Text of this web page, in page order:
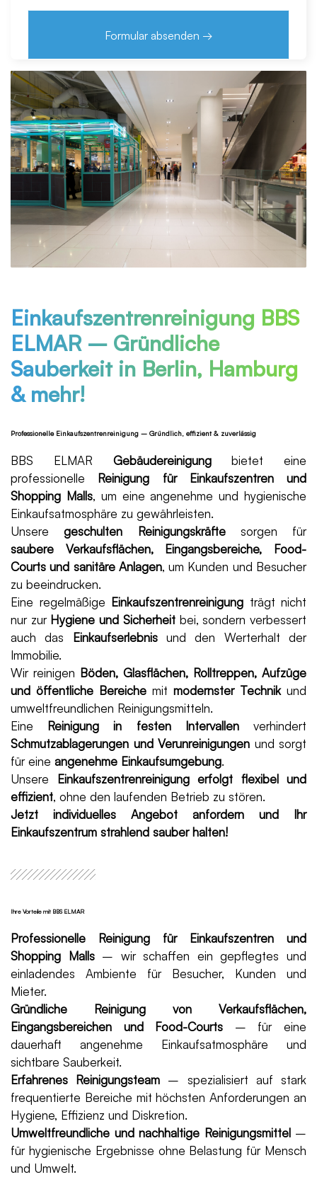
Einkaufszentrenreinigung BBS
ELMAR – Gründliche
Sauberkeit in Berlin, Hamburg
& mehr!
Professionelle Einkaufszentrenreinigung – Gründlich, effizient & zuverlässig
BBS ELMAR Gebäudereinigungbietet eine
professionelle Reinigung für Einkaufszentren und
Shopping Malls, um eine angenehme und hygienische
Einkaufsatmosphäre zu gewährleisten.
Unseregeschulten Reinigungskräftesorgen für
saubere Verkaufsflächen, Eingangsbereiche, Food-
Courts und sanitäre Anlagen, um Kunden und Besucher
zu beeindrucken.
Eine regelmäßige Einkaufszentrenreinigung trägt nicht
nur zur Hygiene und Sicherheitbei, sondern verbessert
auch das
Einkaufserlebnisund den Werterhalt der
Immobilie.
Wir reinigen Böden, Glasflächen, Rolltreppen, Aufzüge
und öffentliche Bereiche mit modernster Technikund
umweltfreundlichen Reinigungsmitteln.
Eine Reinigung in festen Intervallenverhindert
Schmutzablagerungen und Verunreinigungen und sorgt
für eine angenehme Einkaufsumgebung.
Unsere
Einkaufszentrenreinigung erfolgt flexibel und
effizient, ohne den laufenden Betrieb zu stören.
Jetzt individuelles Angebot anfordern und Ihr
Einkaufszentrum strahlend sauber halten!
Ihre Vorteile mit BBS ELMAR
Professionelle Reinigung für Einkaufszentren und
Shopping Malls– wir schaffen ein gepflegtes und
einladendes Ambiente für Besucher, Kunden und
Mieter.
Gründliche Reinigung von Verkaufsflächen,
Eingangsbereichen und Food-Courts – für eine
dauerhaft angenehme Einkaufsatmosphäre und
sichtbare Sauberkeit.
Erfahrenes Reinigungsteam – spezialisiert auf stark
frequentierte Bereiche mit höchsten Anforderungen an
Hygiene, Effizienz und Diskretion.
Umweltfreundliche und nachhaltige Reinigungsmittel–
für hygienische Ergebnisse ohne Belastung für Mensch
und Umwelt.